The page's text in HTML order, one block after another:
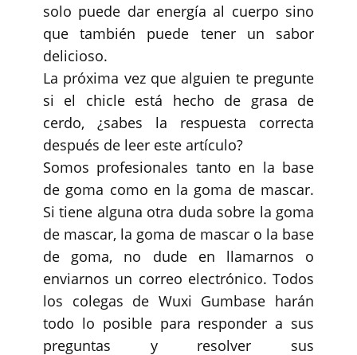
solo puede dar energía al cuerpo sino
que también puede tener un sabor
delicioso.
La próxima vez que alguien te pregunte
si el chicle está hecho de grasa de
cerdo, ¿sabes la respuesta correcta
después de leer este artículo?
Somos profesionales tanto en la base
de goma como en la goma de mascar.
Si tiene alguna otra duda sobre la goma
de mascar, la goma de mascar o la base
de goma, no dude en llamarnos o
enviarnos un correo electrónico. Todos
los colegas de Wuxi Gumbase harán
todo lo posible para responder a sus
preguntas y resolver sus